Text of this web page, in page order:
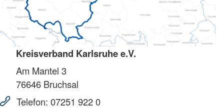
Kreisverband Karlsruhe e.V.
Am Mantel 3
76646 Bruchsal
Telefon: 07251 922 0